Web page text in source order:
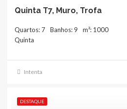
Quinta T7, Muro, Trofa
Quartos: 7 Banhos: 9
m²: 1000
Quinta
Intenta
DESTAQUE